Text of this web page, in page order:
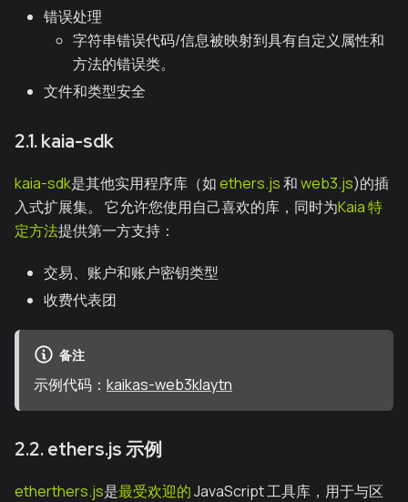
错误处理
字符串错误代码/信息被映射到具有自定义属性和
方法的错误类。
文件和类型安全
2.1. kaia-sdk
kaia-sdk是其他实用程序库（如ethers.js和web3.js)的插
入式扩展集。 它允许您使用自己喜欢的库，同时为Kaia 特
定方法提供第一方支持：
交易、账户和账户密钥类型
收费代表团
备注
示例代码： kaikas-web3klaytn
2.2. ethers.js 示例
etherthers.js是最受欢迎的JavaScript 工具库，用于与区